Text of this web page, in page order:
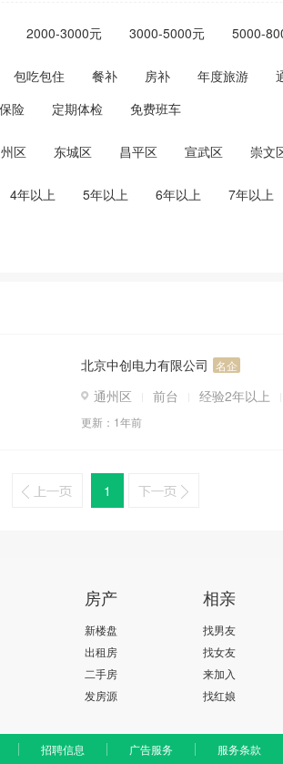
2000-3000元 3000-5000元 5000-
包吃包住 餐补 房补 年度旅游
险 定期体检 免费班车
区 东城区 昌平区 宣武区 崇文
4年以上 5年以上 6年以上 7年以上
北京中创电力有限公司 名企
通州区 前台 经验2年以上
更新： 1年前
1
房产
新楼盘
出租房
二手房
发房源
相亲
找男友
找女友
来加入
找红娘
招聘信息 广告服务 服务条款